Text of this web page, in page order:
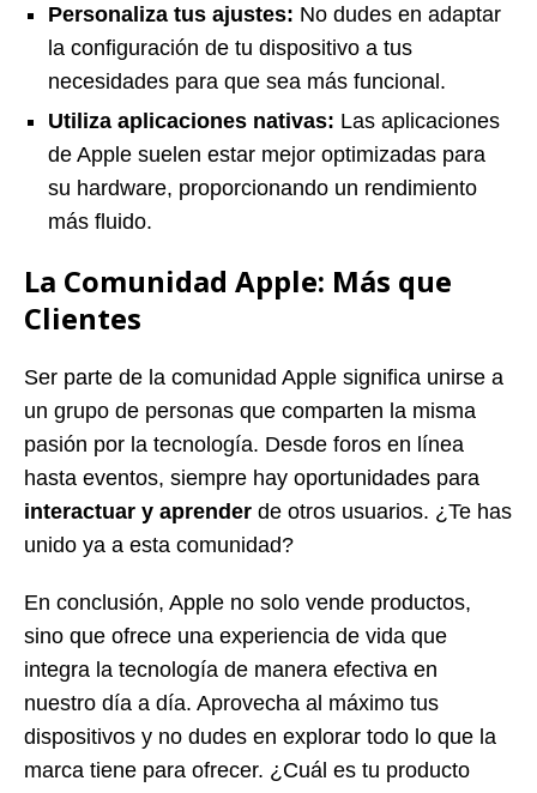
Personaliza tus ajustes: No dudes en adaptar
la configuración de tu dispositivo a tus
necesidades para que sea más funcional.
Utiliza aplicaciones nativas: Las aplicaciones
de Apple suelen estar mejor optimizadas para
su hardware, proporcionando un rendimiento
más fluido.
La Comunidad Apple: Más que
Clientes
Ser parte de la comunidad Apple significa unirse a
un grupo de personas que comparten la misma
pasión por la tecnología. Desde foros en línea
hasta eventos, siempre hay oportunidades para
interactuar y aprender de otros usuarios. ¿Te has
unido ya a esta comunidad?
En conclusión, Apple no solo vende productos,
sino que ofrece una experiencia de vida que
integra la tecnología de manera efectiva en
nuestro día a día. Aprovecha al máximo tus
dispositivos y no dudes en explorar todo lo que la
marca tiene para ofrecer. ¿Cuál es tu producto